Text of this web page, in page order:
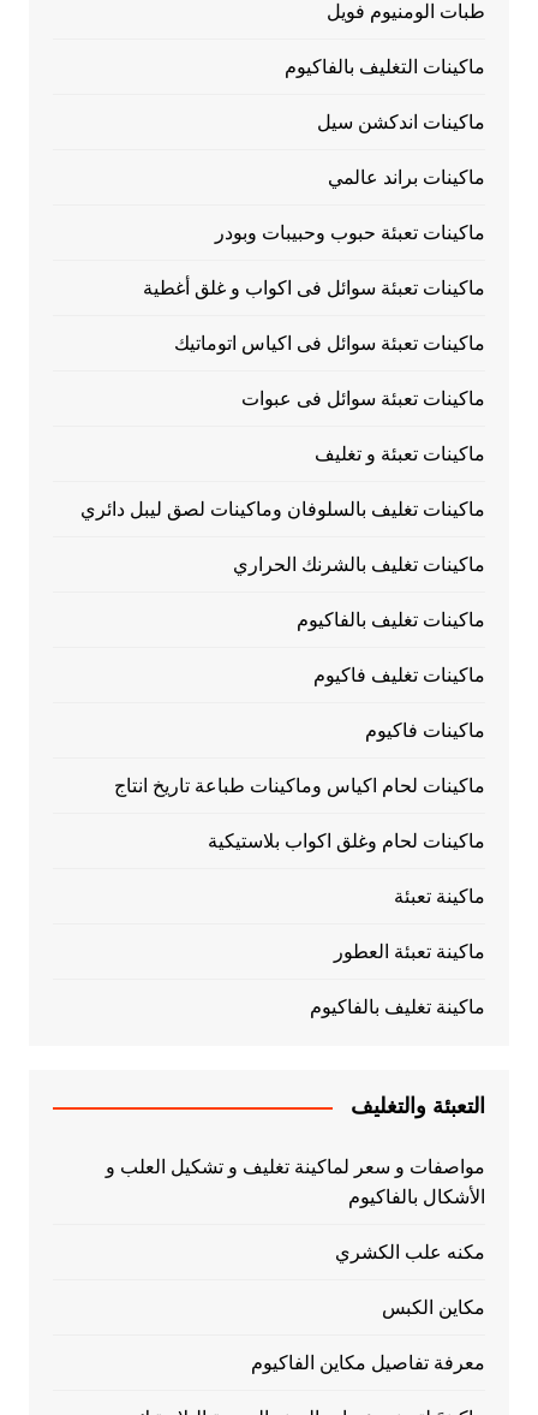
طبات الومنيوم فويل
ماكينات التغليف بالفاكيوم
ماكينات اندكشن سيل
ماكينات براند عالمي
ماكينات تعبئة حبوب وحبيبات وبودر
ماكينات تعبئة سوائل فى اكواب و غلق أغطية
ماكينات تعبئة سوائل فى اكياس اتوماتيك
ماكينات تعبئة سوائل فى عبوات
ماكينات تعبئة و تغليف
ماكينات تغليف بالسلوفان وماكينات لصق ليبل دائري
ماكينات تغليف بالشرنك الحراري
ماكينات تغليف بالفاكيوم
ماكينات تغليف فاكيوم
ماكينات فاكيوم
ماكينات لحام اكياس وماكينات طباعة تاريخ انتاج
ماكينات لحام وغلق اكواب بلاستيكية
ماكينة تعبئة
ماكينة تعبئة العطور
ماكينة تغليف بالفاكيوم
التعبئة والتغليف
مواصفات و سعر لماكينة تغليف و تشكيل العلب و
الأشكال بالفاكيوم
مكنه علب الكشري
مكاين الكبس
معرفة تفاصيل مكاين الفاكيوم